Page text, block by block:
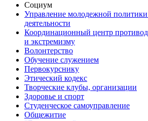
Социум
Управление молодежной политики
деятельности
Координационный центр
и экстремизму
Волонтерство
Обучение служением
Первокурснику
Этический кодекс
Творческие клубы, организации
Здоровье и спорт
Студенческое самоуправление
Общежитие